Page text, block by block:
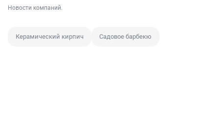
Новости компаний.
Керамический кирпич Садовое барбекю